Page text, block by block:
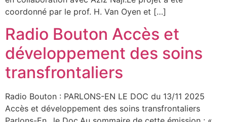
coordonné par le prof. H. Van Oyen et […]
Radio Bouton Accès et
développement des soins
transfrontaliers
Radio Bouton : PARLONS-EN LE DOC du 13/11 2025
Accès et développement des soins transfrontaliers